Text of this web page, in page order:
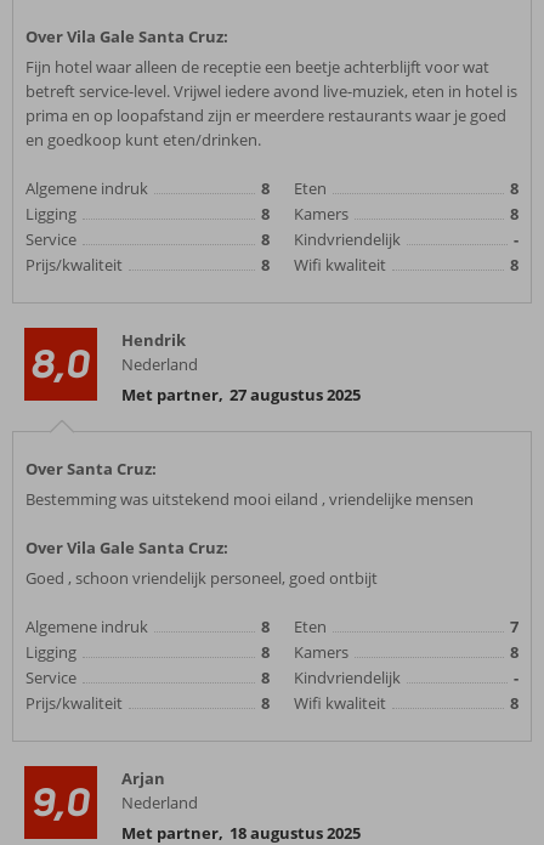
Over Vila Gale Santa Cruz:
Fijn hotel waar alleen de receptie een beetje achterblijft voor wat
betreft service-level. Vrijwel iedere avond live-muziek, eten in hotel is
prima en op loopafstand zijn er meerdere restaurants waar je goed
en goedkoop kunt eten/drinken.
Algemene indruk
8
Ligging
8
Service
8
Prijs/kwaliteit
8
Eten
8
Kamers
8
Kindvriendelijk
-
Wifi kwaliteit
8
8,0
Hendrik
Nederland
Met partner, 27 augustus 2025
Over Santa Cruz:
Bestemming was uitstekend mooi eiland , vriendelijke mensen
Over Vila Gale Santa Cruz:
Goed , schoon vriendelijk personeel, goed ontbijt
Algemene indruk
8
Ligging
8
Service
8
Prijs/kwaliteit
8
Eten
7
Kamers
8
Kindvriendelijk
-
Wifi kwaliteit
8
9,0
Arjan
Nederland
Met partner, 18 augustus 2025